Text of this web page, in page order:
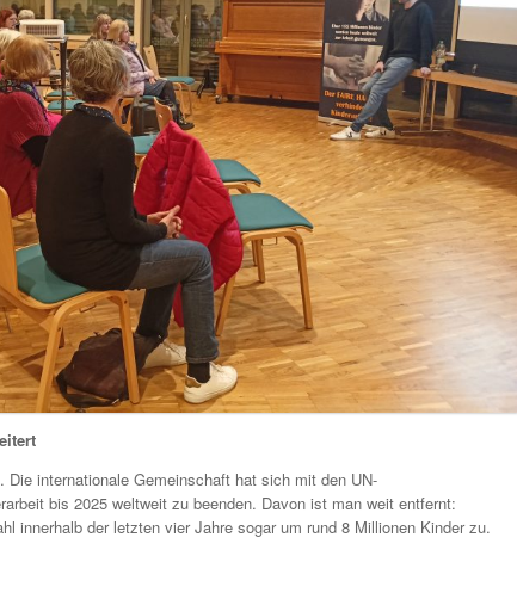
internationale Gemeinschaft hat sich mit den UN-
bis 2025 weltweit zu beenden. Davon ist man weit entfernt:
innerhalb der letzten vier Jahre sogar um rund 8 Millionen Kinder zu.